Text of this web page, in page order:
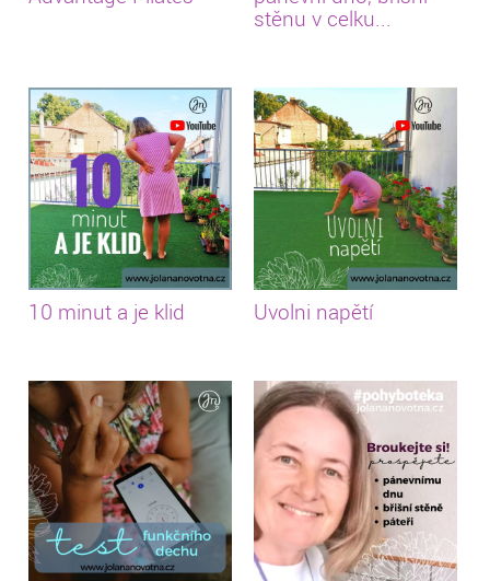
stěnu v celku...
10 minut a je klid Uvolni napětí